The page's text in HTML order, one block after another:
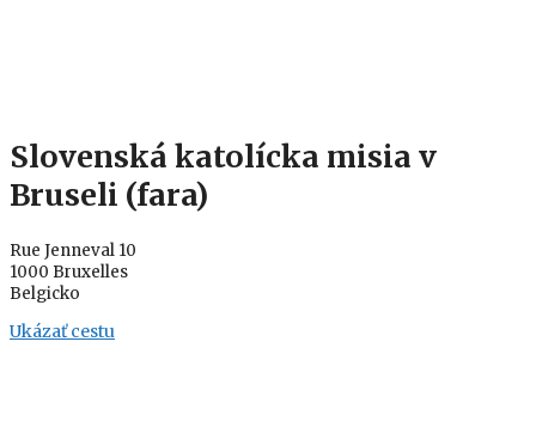
Slovenská katolícka misia v
Bruseli (fara)
Rue Jenneval 10
1000 Bruxelles
Belgicko
Ukázať cestu